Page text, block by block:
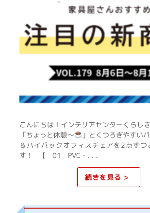
こんにちは！インテリアセンターくらし
「ちょっと休憩～
」とくつろぎやすい
＆ハイバックオフィスチェアを2点ずつ
す！ 【 01 PVC・. . .
続きを見る >